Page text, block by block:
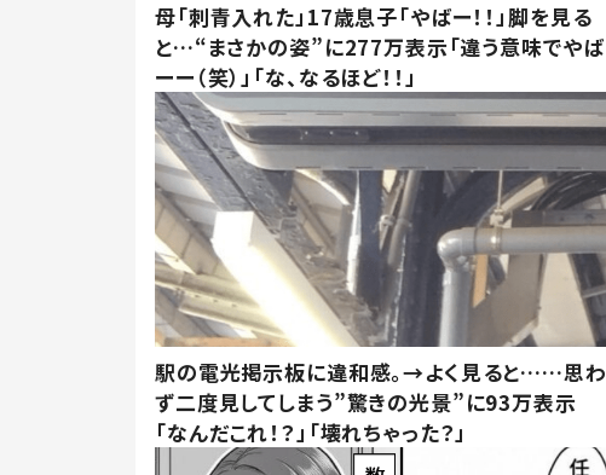
母「刺青入れた」17歳息子「やばー！！」脚を見る
と…“まさかの姿”に277万表示「違う意味でやば
ーー（笑）」「な、なるほど！！」
駅の電光掲示板に違和感。→よく見ると……思わ
ず二度見してしまう”驚きの光景”に93万表示
「なんだこれ！？」「壊れちゃった？」